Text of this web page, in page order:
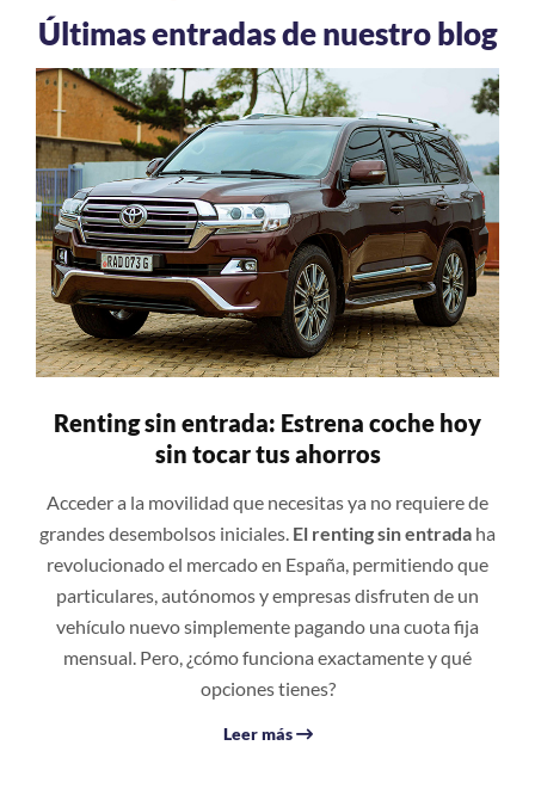
Últimas entradas de nuestro blog
Renting sin entrada: Estrena coche hoy
sin tocar tus ahorros
Acceder a la movilidad que necesitas ya no requiere de
grandes desembolsos iniciales. El renting sin entrada ha
revolucionado el mercado en España, permitiendo que
particulares, autónomos y empresas disfruten de un
vehículo nuevo simplemente pagando una cuota fija
mensual. Pero, ¿cómo funciona exactamente y qué
opciones tienes?
Leer más